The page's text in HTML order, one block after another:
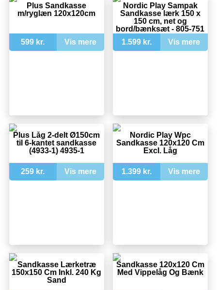
Plus Sandkasse
m/ryglæn 120x120cm
599 kr. Vis mere
Nordic Play Sampak
Sandkasse lærk 150 x
150 cm, net og
bord/bænksæt - 805-751
1.599 kr.
Vis mere
Plus Låg 2-delt Ø150cm
til 6-kantet sandkasse
(4933-1) 4935-1
259 kr. Vis mere
Nordic Play Wpc
Sandkasse 120x120 Cm
Excl. Låg
1.399 kr. Vis mere
Sandkasse Lærketræ
150x150 Cm Inkl. 240 Kg
Sand
Sandkasse 120x120 Cm
Med Vippelåg Og Bænk